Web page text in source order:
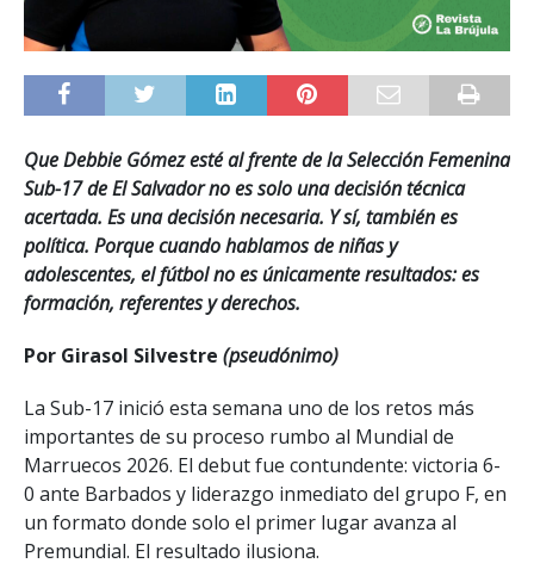
Que Debbie Gómez esté al frente de la Selección Femenina
Sub-17 de El Salvador no es solo una decisión técnica
acertada. Es una decisión necesaria. Y sí, también es
política. Porque cuando hablamos de niñas y
adolescentes, el fútbol no es únicamente resultados: es
formación, referentes y derechos.
Por Girasol Silvestre (pseudónimo)
La Sub-17 inició esta semana uno de los retos más
importantes de su proceso rumbo al Mundial de
Marruecos 2026. El debut fue contundente: victoria 6-
0 ante Barbados y liderazgo inmediato del grupo F, en
un formato donde solo el primer lugar avanza al
Premundial. El resultado ilusiona.